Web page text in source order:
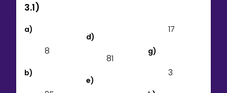
3.1)
a)
8
b)
d)
81
e)
17
g)
3